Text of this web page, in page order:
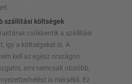
szállítási költségek
csökkentik a szállítási
így a költségeket is. A
kell az egész országon
ami nemcsak olcsóbb,
is mérsékli. Ez